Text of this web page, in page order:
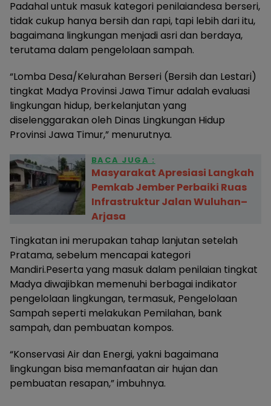
Padahal untuk masuk kategori penilaiandesa berseri,
tidak cukup hanya bersih dan rapi, tapi lebih dari itu,
bagaimana lingkungan menjadi asri dan berdaya,
terutama dalam pengelolaan sampah.
“Lomba Desa/Kelurahan Berseri (Bersih dan Lestari)
tingkat Madya Provinsi Jawa Timur adalah evaluasi
lingkungan hidup, berkelanjutan yang
diselenggarakan oleh Dinas Lingkungan Hidup
Provinsi Jawa Timur,” menurutnya.
BACA JUGA :
Masyarakat Apresiasi Langkah
Pemkab Jember Perbaiki Ruas
Infrastruktur Jalan Wuluhan–
Arjasa
Tingkatan ini merupakan tahap lanjutan setelah
Pratama, sebelum mencapai kategori
Mandiri.Peserta yang masuk dalam penilaian tingkat
Madya diwajibkan memenuhi berbagai indikator
pengelolaan lingkungan, termasuk, Pengelolaan
Sampah seperti melakukan Pemilahan, bank
sampah, dan pembuatan kompos.
“Konservasi Air dan Energi, yakni bagaimana
lingkungan bisa memanfaatan air hujan dan
pembuatan resapan,” imbuhnya.